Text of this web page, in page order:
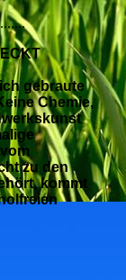
gebraute
Chemie,
zu den
kommt